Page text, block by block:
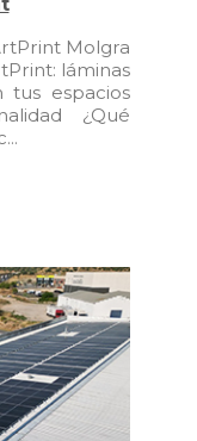
Molgra
láminas
tus espacios
¿Qué